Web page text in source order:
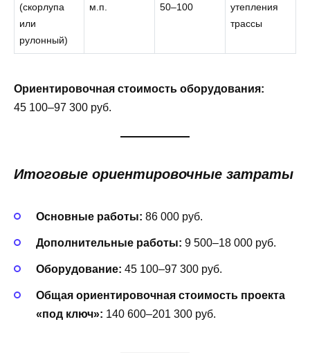
(скорлупа
или
рулонный)
м.п. 50–100
утепления
трассы
Ориентировочная стоимость оборудования:
45 100–97 300 руб.
Итоговые ориентировочные затраты
Основные работы: 86 000 руб.
Дополнительные работы: 9 500–18 000 руб.
Оборудование: 45 100–97 300 руб.
Общая ориентировочная стоимость проекта
«под ключ»: 140 600–201 300 руб.